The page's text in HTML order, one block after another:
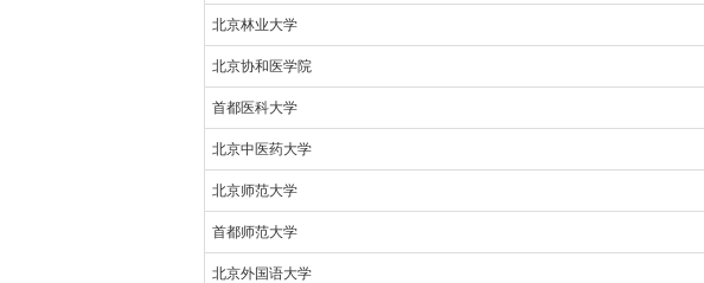
北京林业大学
北京协和医学院
首都医科大学
北京中医药大学
北京师范大学
首都师范大学
北京外国语大学